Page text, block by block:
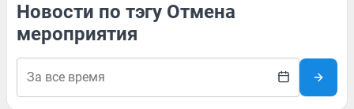
Новости по тэгу Отмена
мероприятия